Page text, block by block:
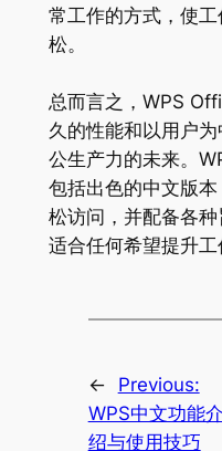
常工作的方式，使
松。
总而言之，WPS
久的性能和以用户
公生产力的未来。
包括出色的中文版
松访问，并配备各
适合任何希望提升工
←
Previous:
WPS中文功能介
绍与使用技巧